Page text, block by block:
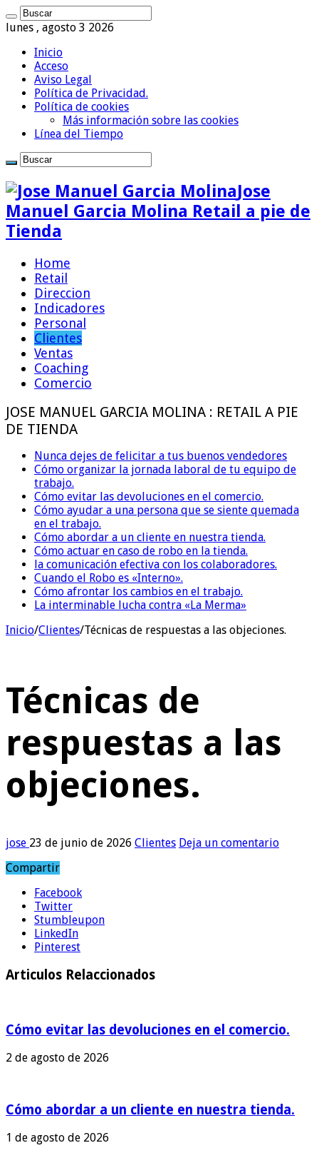
lunes , agosto 3 2026
Inicio
Acceso
Aviso Legal
Política de Privacidad.
Política de cookies
Más información sobre las cookies
Línea del Tiempo
Jose
Manuel Garcia Molina Retail a pie de
Tienda
Home
Retail
Direccion
Indicadores
Personal
Clientes
Ventas
Coaching
Comercio
JOSE MANUEL GARCIA MOLINA : RETAIL A PIE
DE TIENDA
Nunca dejes de felicitar a tus buenos vendedores
Cómo organizar la jornada laboral de tu equipo de
trabajo.
Cómo evitar las devoluciones en el comercio.
Cómo ayudar a una persona que se siente quemada
en el trabajo.
Cómo abordar a un cliente en nuestra tienda.
Cómo actuar en caso de robo en la tienda.
la comunicación efectiva con los colaboradores.
Cuando el Robo es «Interno».
Cómo afrontar los cambios en el trabajo.
La interminable lucha contra «La Merma»
Inicio/Clientes/Técnicas de respuestas a las objeciones.
Técnicas de
respuestas a las
objeciones.
jose 23 de junio de 2026 Clientes Deja un comentario
Compartir
Facebook
Twitter
Stumbleupon
LinkedIn
Pinterest
Articulos Relaccionados
Cómo evitar las devoluciones en el comercio.
2 de agosto de 2026
Cómo abordar a un cliente en nuestra tienda.
1 de agosto de 2026